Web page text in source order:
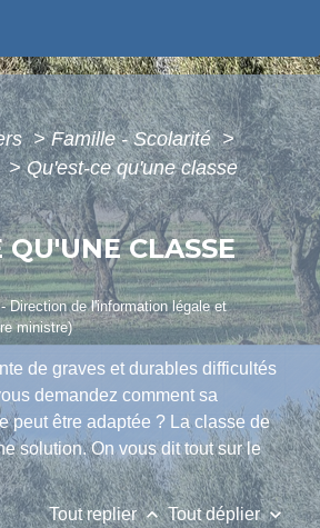
> Famille - Scolarité>
> Qu'est-ce qu'une classe
QU'UNE CLASSE
Direction de l'information légale et
ministre)
de graves et durables difficultés
demandez comment sa
peut être adaptée ? La classe de
solution. On vous dit tout sur le
Tout replierkeyboard_arrow_up Tout déplierkeyboard_arrow_down